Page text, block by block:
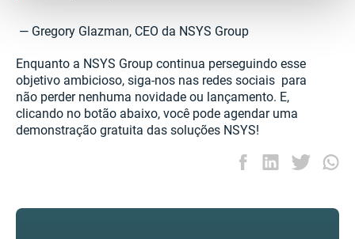
— Gregory Glazman, CEO da NSYS Group
Enquanto a NSYS Group continua perseguindo esse
objetivo ambicioso, siga-nos nas redes sociais para
não perder nenhuma novidade ou lançamento. E,
clicando no botão abaixo, você pode agendar uma
demonstração gratuita das soluções NSYS!